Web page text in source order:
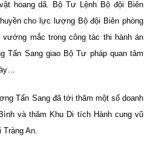
hoang dã. Bộ Tư Lệnh Bộ đội Biên
cho lực lượng Bộ đội Biên phòng
mắc trong công tác thi hành án
Tấn Sang giao Bộ Tư pháp quan tâm
Tấn Sang đã tới thăm một số doanh
và thăm Khu Di tích Hành cung vũ
An.